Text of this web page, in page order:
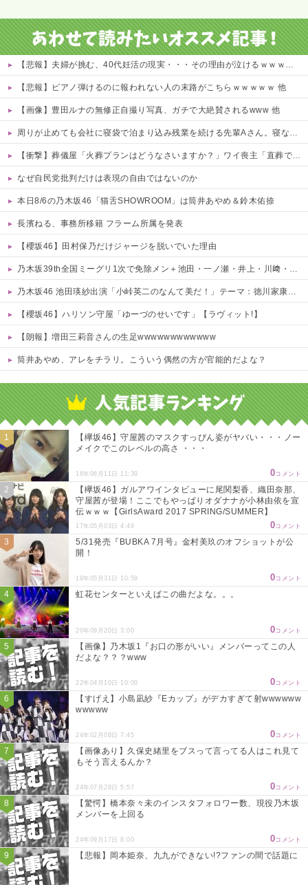
【悲報】夫婦が挑む、40代妊活の現実・・・その理由が泣けるｗｗｗｗ 他
【悲報】ピアノ弾けるのに報われない人の末路がこちらｗｗｗｗｗ 他
【画像】豊田ルナの無修正自撮り写真、ガチで大絶賛されるwww 他
周りが止めても会社に寝袋で泊まり込み残業を続ける先輩Aさん。寝ないように社長が椅子を変えても残る、さらに上司が帰るのを待って戻ってくる始末…そんなある日、出社すると社内が騒然としていて・・・
【衝撃】葬儀屋「火葬プランはどうなさいますか？」ワイ喪主「直葬で(即答)」→結果ァw w w w w w w w w w
なぜ自民党批判だけは表現の自由ではないのか
本日8/6の乃木坂46「猫舌SHOWROOM」は筒井あやめ＆鈴木佑捺
長濱ねる、事務所移籍 フラーム所属を発表
【櫻坂46】田村保乃だけジャージを脱いでいた理由
乃木坂39th全国ミーグリ1次で免除メン＋池田・一ノ瀬・井上・川﨑・菅原・中西が全完売
乃木坂46 池田瑛紗出演「小峠英二のなんて美だ！」テーマ：徳川家康【2025.8.5 24:00〜 TOKYO MX】
【櫻坂46】ハリソン守屋「ゆーづのせいです」【ラヴィット!】
【朗報】増田三莉音さんの生足wwwwwwwwwwww
筒井あやめ、アレをチラリ。こういう偶然の方が官能的だよな？
【欅坂46】守屋茜のマスクすっぴん姿がヤバい・・・ノー
メイクでこのレベルの高さ ・・・
16年06月11日 11:39 0コメント
【欅坂46】ガルアワインタビューに尾関梨香、織田奈那、
守屋茜が登場！ここでもやっぱりオダナナが小林由依を宣
伝ｗｗｗ【GirlsAward 2017 SPRING/SUMMER】
17年05月03日 4:49 0コメント
5/31発売『BUBKA 7月号』金村美玖のオフショットが公
開！
19年05月31日 10:59 0コメント
虹花センターといえばこの曲だよな。。。
20年09月20日 3:00 0コメント
【画像】乃木坂1『お口の形がいい』メンバーってこの人
だよな？？？www
22年04月10日 10:00 0コメント
【すげえ】小島凪紗『Eカップ』がデカすぎて射wwwwww
wwwww
24年02月08日 7:45 0コメント
【画像あり】久保史緒里をブスって言ってる人はこれ見て
もそう言えるんか？
24年07月28日 5:57 0コメント
【驚愕】橋本奈々未のインスタフォロワー数、現役乃木坂
メンバーを上回る
24年09月17日 8:00 0コメント
【悲報】岡本姫奈、九九ができない!?ファンの間で話題に